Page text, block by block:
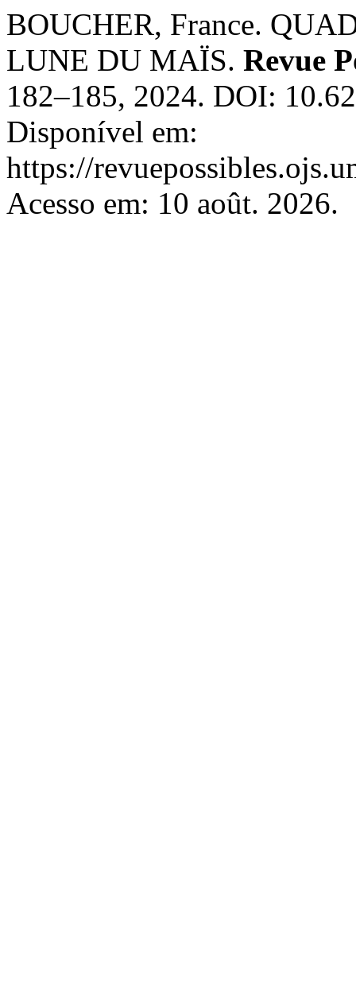
BOUCHER, France.
LUNE DU MAÏS. Revue
182–185, 2024. DOI:
Disponível em:
https://
Acesso em: 10 août. 2026.